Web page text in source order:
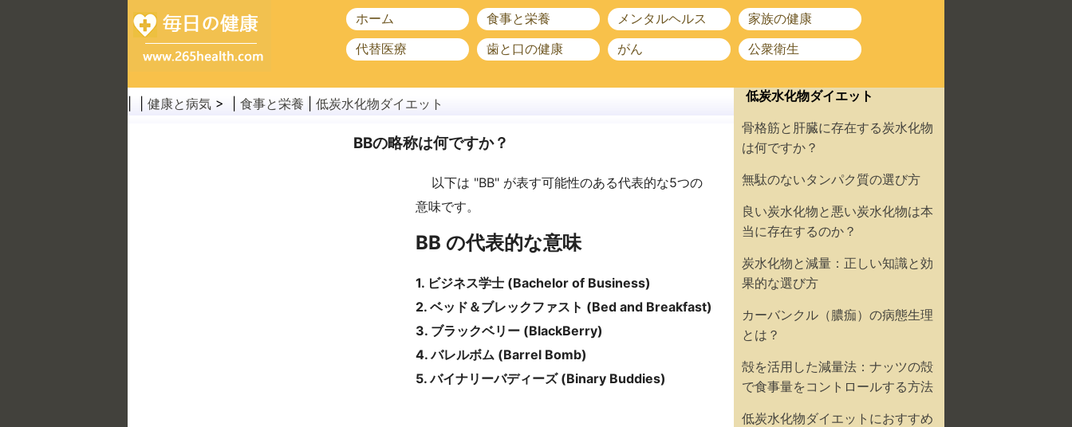
ホーム 食事と栄養 メンタルヘルス
家族の健康
代替医療
歯と口の健康 がん 公衆衛生
健康と病気 > | 食事と栄養 低炭水化物ダイエット
BBの略称は何ですか？
以下は "BB" が表す可能性のある代表的な5つの
意味です。
BB の代表的な意味
1. ビジネス学士 (Bachelor of Business)
2. ベッド＆ブレックファスト (Bed and Breakfast)
3. ブラックベリー (BlackBerry)
4. バレルボム (Barrel Bomb)
5. バイナリーバディーズ (Binary Buddies)
低炭水化物ダイエット
骨格筋と肝臓に存在する炭水化物
は何ですか？
無駄のないタンパク質の選び方
良い炭水化物と悪い炭水化物は本
当に存在するのか？
炭水化物と減量：正しい知識と効
果的な選び方
カーバンクル（膿痂）の病態生理
とは？
殻を活用した減量法：ナッツの殻
で食事量をコントロールする方法
低炭水化物ダイエットにおすすめ